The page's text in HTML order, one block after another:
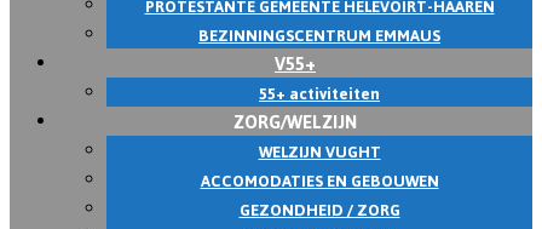
BEZINNINGSCENTRUM EMMAUS
V55+
55+ activiteiten
ZORG/WELZIJN
WELZIJN VUGHT
ACCOMODATIES EN GEBOUWEN
GEZONDHEID / ZORG